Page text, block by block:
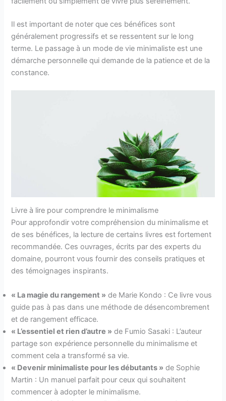
Il est important de noter que ces bénéfices sont
généralement progressifs et se ressentent sur le long
terme. Le passage à un mode de vie minimaliste est une
démarche personnelle qui demande de la patience et de la
constance.
Livre à lire pour comprendre le minimalisme
Pour approfondir votre compréhension du minimalisme et
de ses bénéfices, la lecture de certains livres est fortement
recommandée. Ces ouvrages, écrits par des experts du
domaine, pourront vous fournir des conseils pratiques et
des témoignages inspirants.
« La magie du rangement » de Marie Kondo : Ce livre vous
guide pas à pas dans une méthode de désencombrement
et de rangement efficace.
« L’essentiel et rien d’autre » de Fumio Sasaki : L’auteur
partage son expérience personnelle du minimalisme et
comment cela a transformé sa vie.
« Devenir minimaliste pour les débutants » de Sophie
Martin : Un manuel parfait pour ceux qui souhaitent
commencer à adopter le minimalisme.